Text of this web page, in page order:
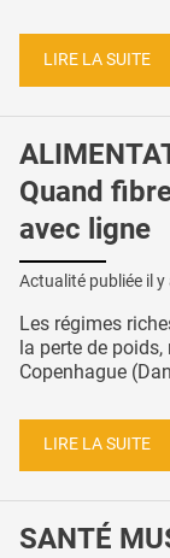
LIRE LA SUITE
Quand
avec ligne
Actualité publiée il y
Les régimes
la perte de poids,
Copenhague
LIRE LA SUITE
SANTÉ